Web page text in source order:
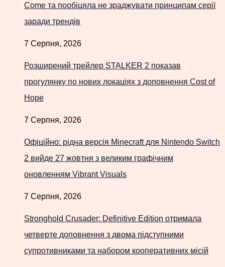
Come та пообіцяла не зраджувати принципам серії
заради трендів
7 Серпня, 2026
Розширений трейлер STALKER 2 показав
прогулянку по нових локаціях з доповнення Cost of
Hope
7 Серпня, 2026
Офіційно: рідна версія Minecraft для Nintendo Switch
2 вийде 27 жовтня з великим графічним
оновленням Vibrant Visuals
7 Серпня, 2026
Stronghold Crusader: Definitive Edition отримала
четверте доповнення з двома підступними
супротивниками та набором кооперативних місій